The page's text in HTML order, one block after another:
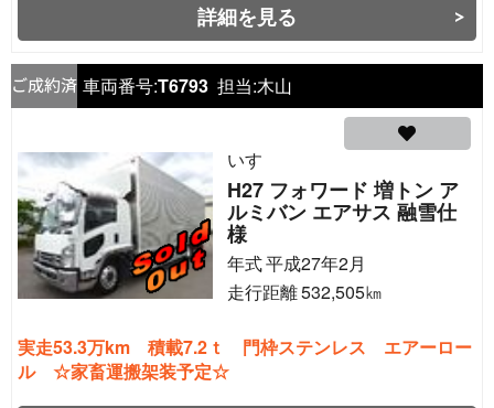
詳細を見る
車両番号:T6793 担当:木山
いすゞ
H27 フォワード 増トン ア
ルミバン エアサス 融雪仕
様
年式平成27年2月
走行距離532,505㎞
実走53.3万km 積載7.2ｔ 門枠ステンレス エアーロー
ル ☆家畜運搬架装予定☆